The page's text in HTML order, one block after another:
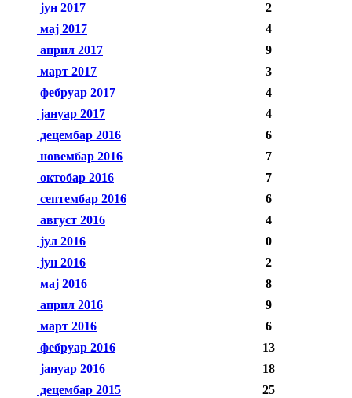
јун 2017
2
мај 2017
4
април 2017
9
март 2017
3
фебруар 2017
4
јануар 2017
4
децембар 2016
6
новембар 2016
7
октобар 2016
7
септембар 2016
6
август 2016
4
јул 2016
0
јун 2016
2
мај 2016
8
април 2016
9
март 2016
6
фебруар 2016
13
јануар 2016
18
децембар 2015
25